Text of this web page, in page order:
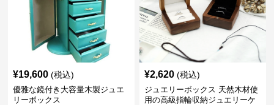
¥19,600 (税込)
優雅な鏡付き大容量木製ジュエ
リーボックス
¥2,620 (税込)
ジュエリーボックス 天然木材使
用の高級指輪収納ジュエリーケ